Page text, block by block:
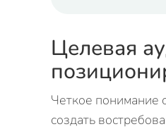
Целевая
Четкое понимание
создать